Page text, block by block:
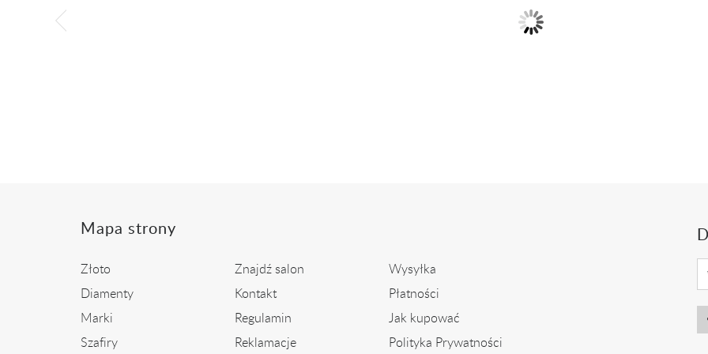
Mapa strony
Złoto
Diamenty
Marki
Szafiry
Znajdź salon
Kontakt
Regulamin
Reklamacje
Wysyłka
Płatności
Jak kupować
Polityka Prywatności